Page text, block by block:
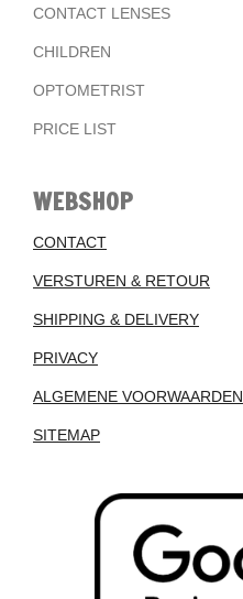
CONTACT LENSES
CHILDREN
OPTOMETRIST
PRICE LIST
WEBSHOP
CONTACT
VERSTUREN & RETOUR
SHIPPING & DELIVERY
PRIVACY
ALGEMENE VOORWAARDEN
SITEMAP